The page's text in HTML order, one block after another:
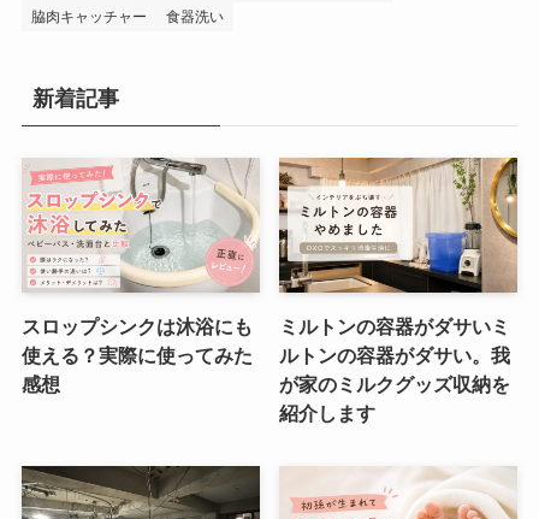
脇肉キャッチャー
食器洗い
新着記事
スロップシンクは沐浴にも
使える？実際に使ってみた
感想
ミルトンの容器がダサいミ
ルトンの容器がダサい。我
が家のミルクグッズ収納を
紹介します